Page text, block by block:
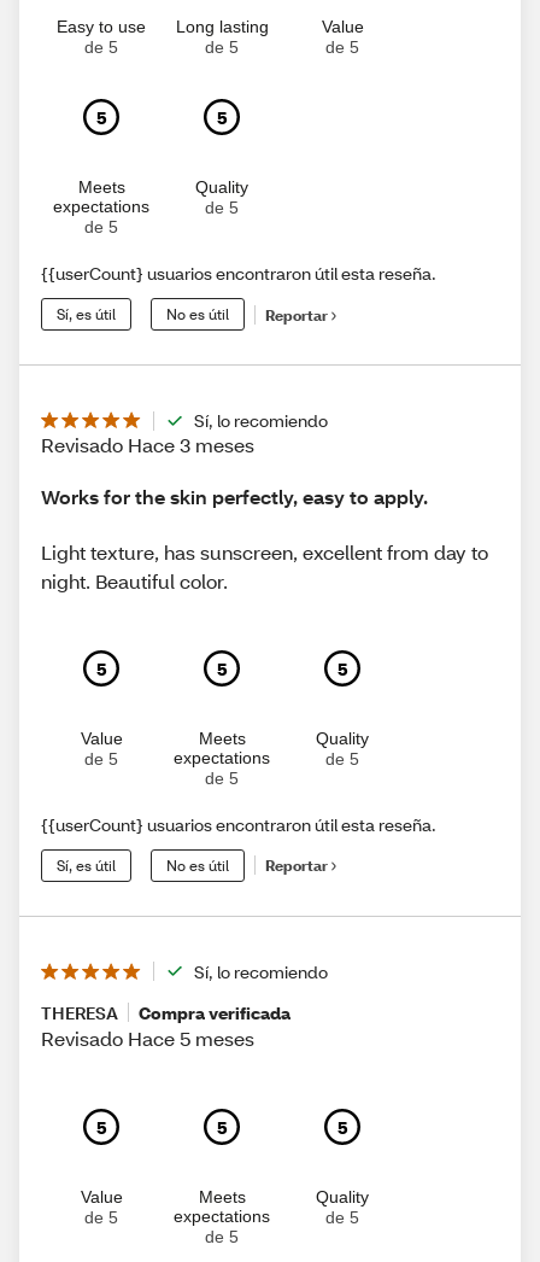
Easy to use
de 5
Long lasting
de 5
Value
de 5
5
Meets
expectations
de 5
5
Quality
de 5
{{userCount} usuarios encontraron útil esta reseña.
Sí, es útil No es útil Reportar
Sí, lo recomiendo
Revisado Hace 3 meses
Works for the skin perfectly, easy to apply.
Light texture, has sunscreen, excellent from day to
night. Beautiful color.
5
Value
de 5
5
Meets
expectations
de 5
5
Quality
de 5
{{userCount} usuarios encontraron útil esta reseña.
Sí, es útil No es útil Reportar
Sí, lo recomiendo
THERESA
Compra verificada
Revisado Hace 5 meses
5
Value
de 5
5
Meets
expectations
de 5
5
Quality
de 5